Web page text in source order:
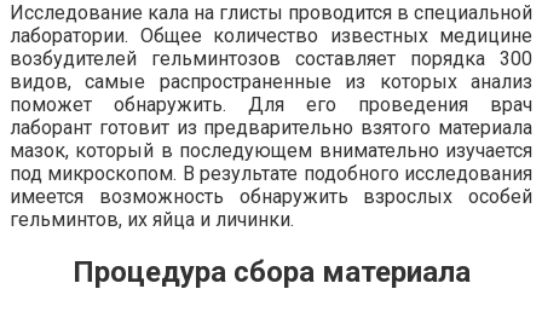
Исследование кала на глисты проводится в специальной
лаборатории. Общее количество известных медицине
возбудителей гельминтозов составляет порядка 300
видов, самые распространенные из которых анализ
поможет обнаружить. Для его проведения врач
лаборант готовит из предварительно взятого материала
мазок, который в последующем внимательно изучается
под микроскопом. В результате подобного исследования
имеется возможность обнаружить взрослых особей
гельминтов, их яйца и личинки.
Процедура сбора материала